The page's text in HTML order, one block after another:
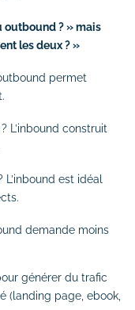
outbound ? » mais
les deux ? »
permet
L’inbound construit
est idéal
demande moins
générer du trafic
(landing page, ebook,